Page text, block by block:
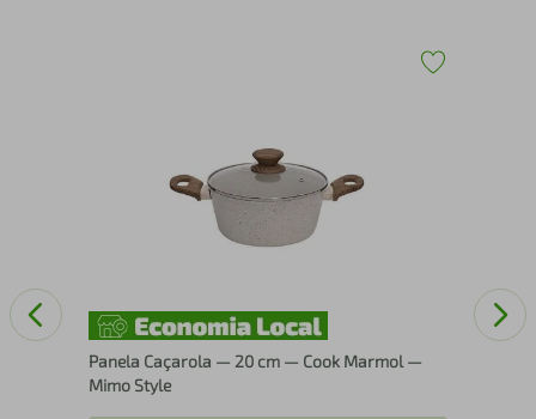
Panela Caçarola — 20 cm — Cook Marmol —
Mimo Style